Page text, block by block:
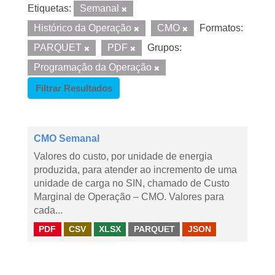
Etiquetas:
Semanal
Histórico da Operação
CMO
Formatos:
PARQUET
PDF
Grupos:
Programação da Operação
Filtrar Resultados
CMO Semanal
Valores do custo, por unidade de energia
produzida, para atender ao incremento de uma
unidade de carga no SIN, chamado de Custo
Marginal de Operação – CMO. Valores para
cada...
PDF CSV XLSX PARQUET JSON